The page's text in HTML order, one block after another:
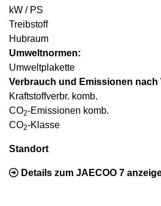
kW / PS
Treibstoff
Hubraum
Umweltnormen:
Umweltplakette
Verbrauch und Emissionen nach
Kraftstoffverbr. komb.
CO2-Emissionen komb.
CO2-Klasse
Standort
Details zum JAECOO 7